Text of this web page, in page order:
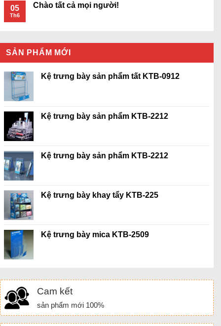
05
Th6
Chào tất cả mọi người!
SẢN PHẨM MỚI
Kệ trưng bày sản phẩm tất KTB-0912
Kệ trưng bày sản phẩm KTB-2212
Kệ trưng bày sản phẩm KTB-2212
Kệ trưng bày khay tẩy KTB-225
Kệ trưng bày mica KTB-2509
Cam kết
sản phẩm mới 100%